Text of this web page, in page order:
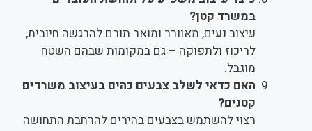
במשרד קטן?
עיצוב נעים, מאוורר ומואר תורם להרגשה חיובית,
לריכוז ולתפוקה – גם במקומות שבהם השטח
מוגבל.
האם כדאי לשלב צבעים כהים בעיצוב משרדים
קטנים?
רצוי להשתמש בצבעים בהירים להרחבת התחושה